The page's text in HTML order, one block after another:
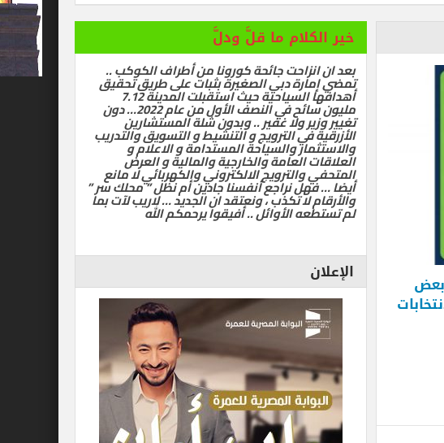
خير الكلام ما قلَّ ودلَّ
بعد ان انزاحت جائحة كورونا من أطراف الكوكب ..
تمضي إمارة دبي الصغيرة بثبات على طريق تحقيق
أهدافها السياحية حيث استقبلت المدينة 7.12
مليون سائح في النصف الأول من عام 2022… دون
تغيير وزير ولا غفير .. وبدون شلة المستشارين
الأزرقية في الترويج و التنشيط و التسويق والتدريب
والاستثمار والسياحة المستدامة و الاعلام و
العلاقات العامة والخارجية والمالية و العرض
المتحفي والترويج الالكتروني والكهربائي لا مانع
أيضا … فهل نراجع أنفسنا جادين أم نظل ” محلك سر ”
والأرقام لا تكذب ، ونعتقد ان الجديد … لاريب لآت بما
لم تستطعه الأوائل .. أفيقوا يرحمكم الله